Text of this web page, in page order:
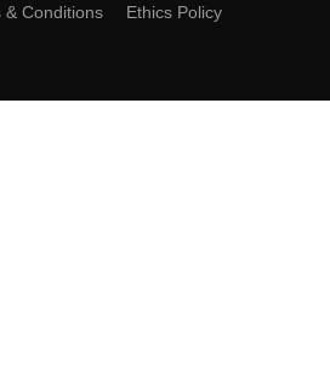
& Conditions
Ethics Policy